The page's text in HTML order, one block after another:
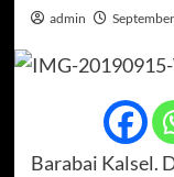
admin
Barabai Kalsel.